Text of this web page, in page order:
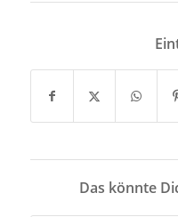
Das könnte